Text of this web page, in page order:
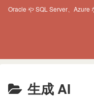
Oracle や SQL Server、Azure
生成 AI